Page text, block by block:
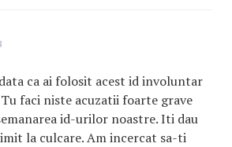
ca ai folosit acest id involuntar
Tu faci niste acuzatii foarte grave
id-urilor noastre. Iti dau
la culcare. Am incercat sa-ti